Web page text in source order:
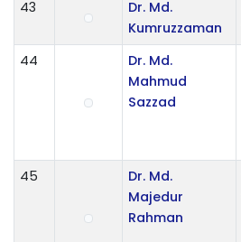
43
Dr. Md.
Kumruzzaman
44
Dr. Md.
Mahmud
Sazzad
45
Dr. Md.
Majedur
Rahman